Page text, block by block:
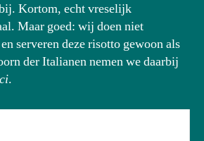
Kortom, echt vreselijk
Maar goed: wij doen niet
serveren deze risotto gewoon als
der Italianen nemen we daarbij
.